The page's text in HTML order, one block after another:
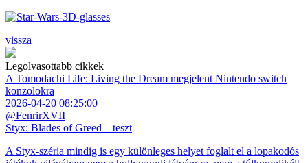
vissza
Legolvasottabb cikkek
A Tomodachi Life: Living the Dream megjelent Nintendo switch
konzolokra
2026-04-20 08:25:00
@FenrirXVII
Styx: Blades of Greed – teszt
A Styx-széria mindig is egy különleges helyet foglalt el a lopakodós